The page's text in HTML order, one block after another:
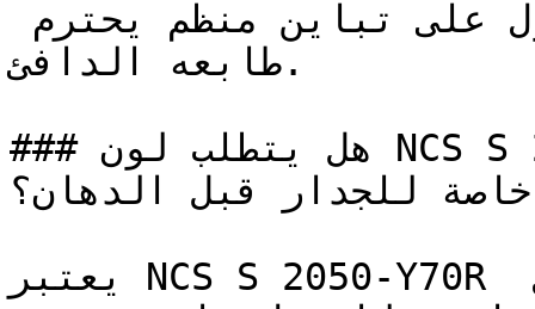
طابعه الدافئ.
### هل يتطلب لون NCS S 2050-Y70R تأسيس أو معالجة
خاصة للجدار قبل الدهان؟
يعتبر NCS S 2050-Y70R مثالياً للتطبيق باستخدام رول